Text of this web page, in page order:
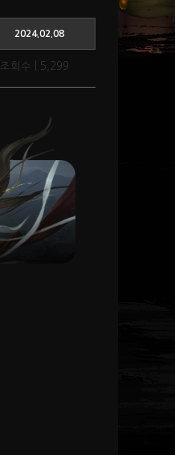
2024.02.08
조회수 | 5,299